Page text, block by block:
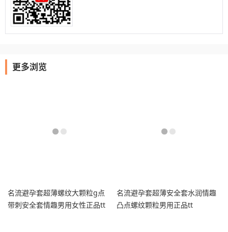
更多浏览
名流避孕套超薄螺纹大颗粒g点
带刺安全套情趣男用女性正品tt
名流避孕套超薄安全套水润情趣
凸点螺纹颗粒男用正品tt